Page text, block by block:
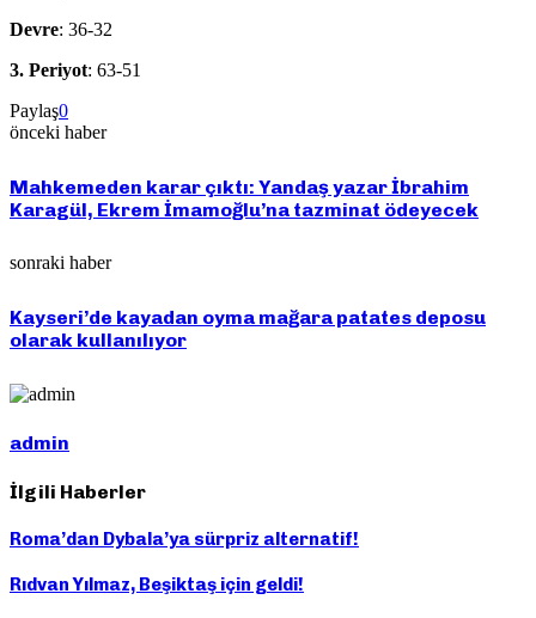
Devre: 36-32
3. Periyot: 63-51
Paylaş0
önceki haber
Mahkemeden karar çıktı: Yandaş yazar İbrahim
Karagül, Ekrem İmamoğlu’na tazminat ödeyecek
sonraki haber
Kayseri’de kayadan oyma mağara patates deposu
olarak kullanılıyor
admin
İlgili Haberler
Roma’dan Dybala’ya sürpriz alternatif!
Rıdvan Yılmaz, Beşiktaş için geldi!